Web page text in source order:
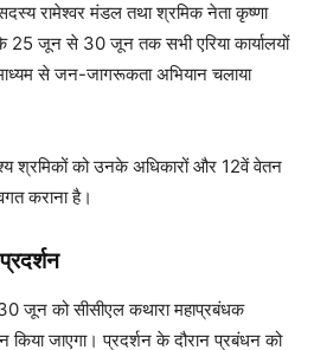
रामेश्वर मंडल तथा श्रमिक नेता कृष्णा
25 जून से 30 जून तक सभी एरिया कार्यालयों
से जन-जागरूकता अभियान चलाया
श्रमिकों को उनके अधिकारों और 12वें वेतन
कराना है।
जून को सीसीएल कथारा महाप्रबंधक
किया जाएगा। प्रदर्शन के दौरान प्रबंधन को